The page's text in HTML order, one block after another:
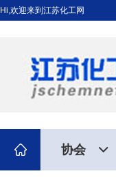
Hi,欢迎来到江苏化工网
协会